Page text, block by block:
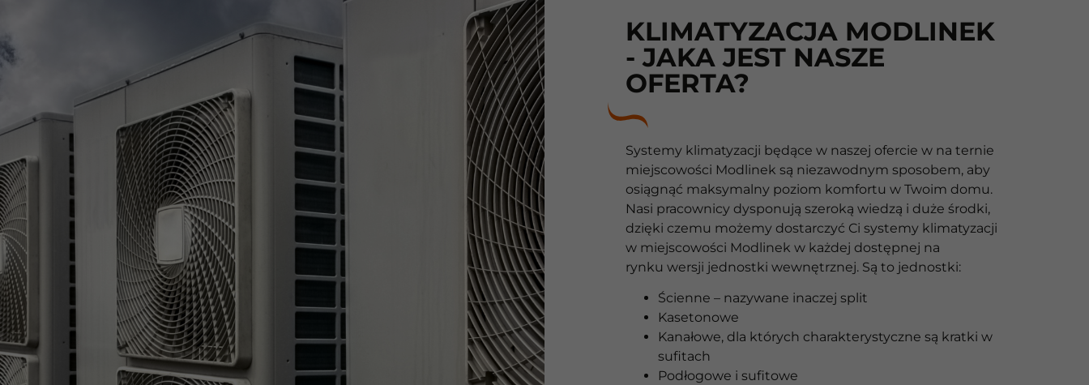
KLIMATYZACJA MODLINEK
- JAKA JEST NASZE
OFERTA?
Systemy klimatyzacji będące w naszej ofercie w na ternie
miejscowości Modlinek są niezawodnym sposobem, aby
osiągnąć maksymalny poziom komfortu w Twoim domu.
Nasi pracownicy dysponują szeroką wiedzą i duże środki,
dzięki czemu możemy dostarczyć Ci systemy klimatyzacji
w miejscowości Modlinek w każdej dostępnej na
rynku wersji jednostki wewnętrznej. Są to jednostki:
Ścienne – nazywane inaczej split
Kasetonowe
Kanałowe, dla których charakterystyczne są kratki w
sufitach
Podłogowe i sufitowe